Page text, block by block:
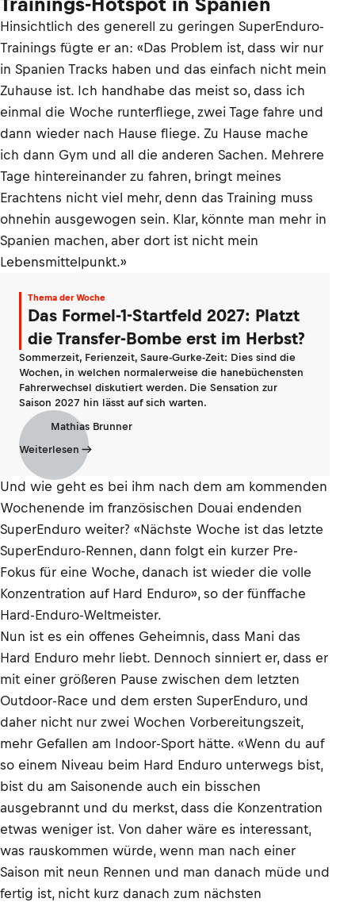
Hinsichtlich des generell zu geringen SuperEnduro-
Trainings fügte er an: «Das Problem ist, dass wir nur
in Spanien Tracks haben und das einfach nicht mein
Zuhause ist. Ich handhabe das meist so, dass ich
einmal die Woche runterfliege, zwei Tage fahre und
dann wieder nach Hause fliege. Zu Hause mache
ich dann Gym und all die anderen Sachen. Mehrere
Tage hintereinander zu fahren, bringt meines
Erachtens nicht viel mehr, denn das Training muss
ohnehin ausgewogen sein. Klar, könnte man mehr in
Spanien machen, aber dort ist nicht mein
Lebensmittelpunkt.»
Thema der Woche
Das Formel-1-Startfeld 2027: Platzt
die Transfer-Bombe erst im Herbst?
Sommerzeit, Ferienzeit, Saure-Gurke-Zeit: Dies sind die
Wochen, in welchen normalerweise die hanebüchensten
Fahrerwechsel diskutiert werden. Die Sensation zur
Saison 2027 hin lässt auf sich warten.
Mathias Brunner
Weiterlesen
Und wie geht es bei ihm nach dem am kommenden
Wochenende im französischen Douai endenden
SuperEnduro weiter? «Nächste Woche ist das letzte
SuperEnduro-Rennen, dann folgt ein kurzer Pre-
Fokus für eine Woche, danach ist wieder die volle
Konzentration auf Hard Enduro», so der fünffache
Hard-Enduro-Weltmeister.
Nun ist es ein offenes Geheimnis, dass Mani das
Hard Enduro mehr liebt. Dennoch sinniert er, dass er
mit einer größeren Pause zwischen dem letzten
Outdoor-Race und dem ersten SuperEnduro, und
daher nicht nur zwei Wochen Vorbereitungszeit,
mehr Gefallen am Indoor-Sport hätte. «Wenn du auf
so einem Niveau beim Hard Enduro unterwegs bist,
bist du am Saisonende auch ein bisschen
ausgebrannt und du merkst, dass die Konzentration
etwas weniger ist. Von daher wäre es interessant,
was rauskommen würde, wenn man nach einer
Saison mit neun Rennen und man danach müde und
fertig ist, nicht kurz danach zum nächsten